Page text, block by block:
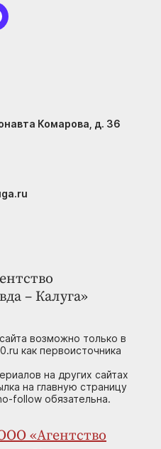
– Калуга»
возможно только в
как первоисточника
на других сайтах
на главную страницу
follow обязательна.
«Агентство
Комарова, д. 36